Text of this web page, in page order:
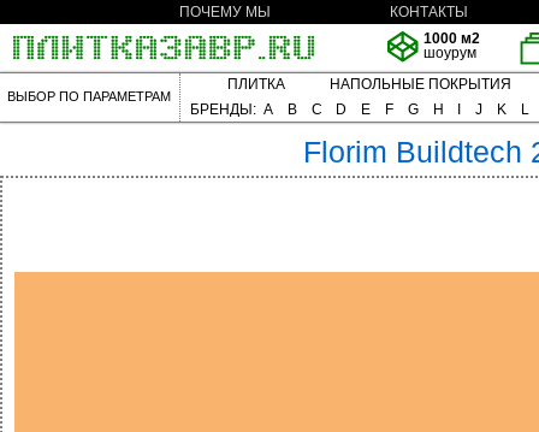
ПОЧЕМУ МЫ
КОНТАКТЫ
1000 м2
шоурум
ВЫБОР ПО ПАРАМЕТРАМ
ПЛИТКА
НАПОЛЬНЫЕ ПОКРЫТИЯ
БРЕНДЫ: A B C D E F G H J K L
Florim Buildtech